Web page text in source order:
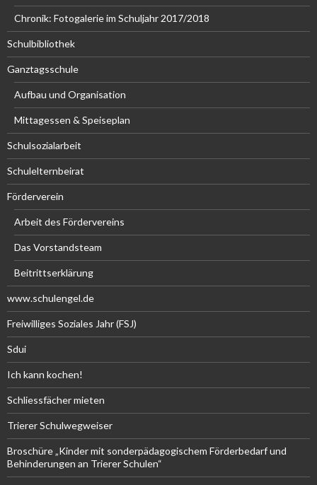
Chronik: Fotogalerie im Schuljahr 2017/2018
Schulbibliothek
Ganztagsschule
Aufbau und Organisation
Mittagessen & Speiseplan
Schulsozialarbeit
Schulelternbeirat
Förderverein
Arbeit des Fördervereins
Das Vorstandsteam
Beitrittserklärung
www.schulengel.de
Freiwilliges Soziales Jahr (FSJ)
Sdui
Ich kann kochen!
Schliessfächer mieten
Trierer Schulwegweiser
Broschüre „Kinder mit sonderpädagogischem Förderbedarf und
Behinderungen an Trierer Schulen“